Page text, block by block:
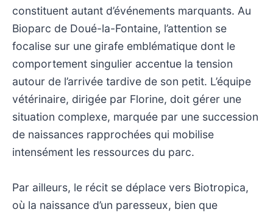
constituent autant d’événements marquants. Au
Bioparc de Doué-la-Fontaine, l’attention se
focalise sur une girafe emblématique dont le
comportement singulier accentue la tension
autour de l’arrivée tardive de son petit. L’équipe
vétérinaire, dirigée par Florine, doit gérer une
situation complexe, marquée par une succession
de naissances rapprochées qui mobilise
intensément les ressources du parc.
Par ailleurs, le récit se déplace vers Biotropica,
où la naissance d’un paresseux, bien que